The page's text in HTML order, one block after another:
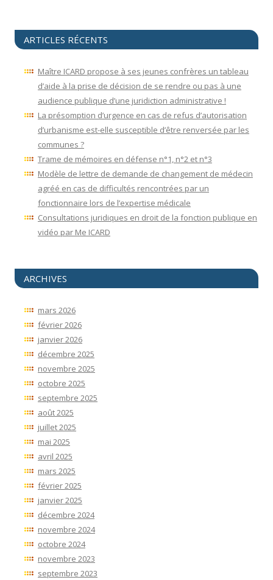
ARTICLES RÉCENTS
Maître ICARD propose à ses jeunes confrères un tableau
d’aide à la prise de décision de se rendre ou pas à une
audience publique d’une juridiction administrative !
La présomption d’urgence en cas de refus d’autorisation
d’urbanisme est-elle susceptible d’être renversée par les
communes ?
Trame de mémoires en défense n°1, n°2 et n°3
Modèle de lettre de demande de changement de médecin
agréé en cas de difficultés rencontrées par un
fonctionnaire lors de l’expertise médicale
Consultations juridiques en droit de la fonction publique en
vidéo par Me ICARD
ARCHIVES
mars 2026
février 2026
janvier 2026
décembre 2025
novembre 2025
octobre 2025
septembre 2025
août 2025
juillet 2025
mai 2025
avril 2025
mars 2025
février 2025
janvier 2025
décembre 2024
novembre 2024
octobre 2024
novembre 2023
septembre 2023